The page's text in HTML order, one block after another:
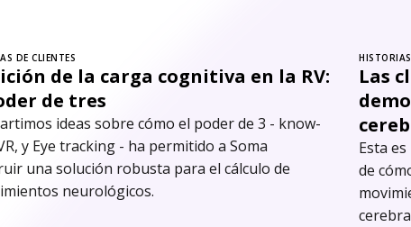
DE CLIENTES
de la carga cognitiva en la RV:
de tres
ideas sobre cómo el poder de 3 - know-
y Eye tracking - ha permitido a Soma
una solución robusta para el cálculo de
neurológicos.
Las
Esta
de